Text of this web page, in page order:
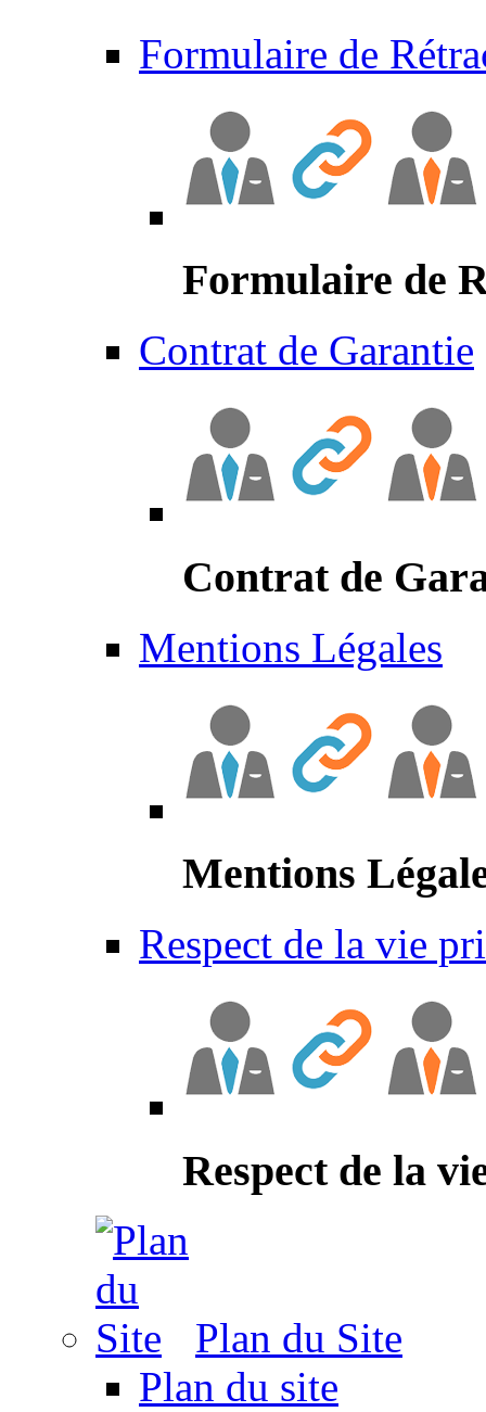
Formulaire de
Formulaire de
Contrat de Garantie
Contrat de
Mentions Légales
Mentions
Respect de la vie
Respect de la
Plan du Site
Plan du site